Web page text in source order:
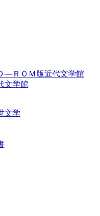
―ＲＯＭ版近代文学館
文学館
文学